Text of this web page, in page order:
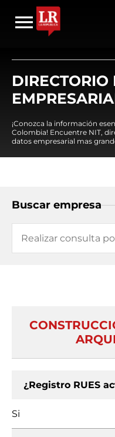
DIRECTORIO
¡Conozca la información
Colombia! Encuentre NIT,
datos empresarial mas
Buscar empresa
¿Registro RUES
Si